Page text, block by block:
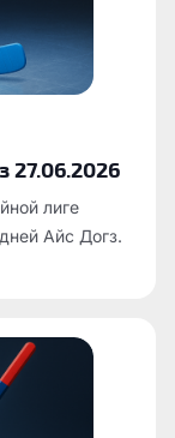
27.06.2026
лиге
Айс Догз.